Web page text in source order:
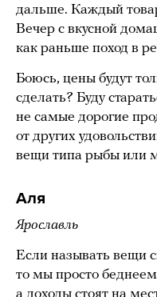
дальше. Каждый
Вечер с вкусной
как раньше поход в
Боюсь, цены будут
сделать? Буду
не самые дорогие
от других
вещи типа рыбы или
Аля
Ярославль
Если называть вещи
то мы просто